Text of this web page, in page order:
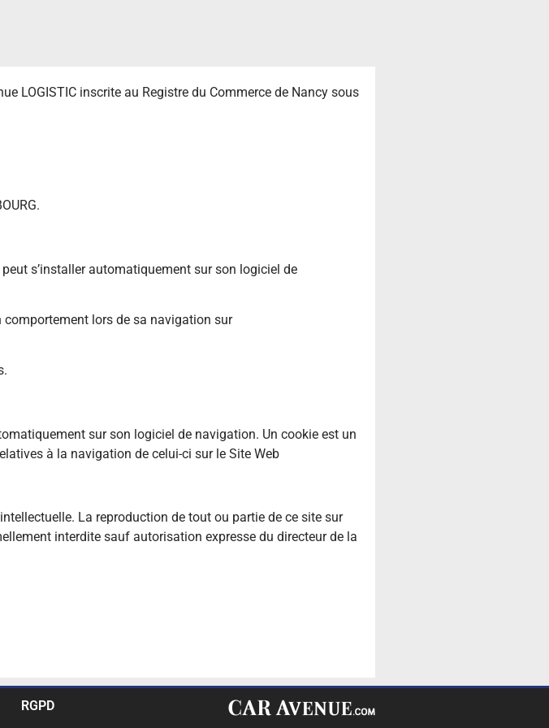
LOGISTIC inscrite au Registre du Commerce de Nancy sous
s’installer automatiquement sur son logiciel de
comportement lors de sa navigation sur
sur son logiciel de navigation. Un cookie est un
à la navigation de celui-ci sur le Site Web
La reproduction de tout ou partie de ce site sur
interdite sauf autorisation expresse du directeur de la
RGPD